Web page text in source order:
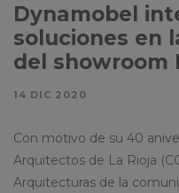
Dynamobel
soluciones en
del showroom
14 DIC 2020
Con motivo de su 40
Arquitectos de La Rioja
Arquitecturas de la